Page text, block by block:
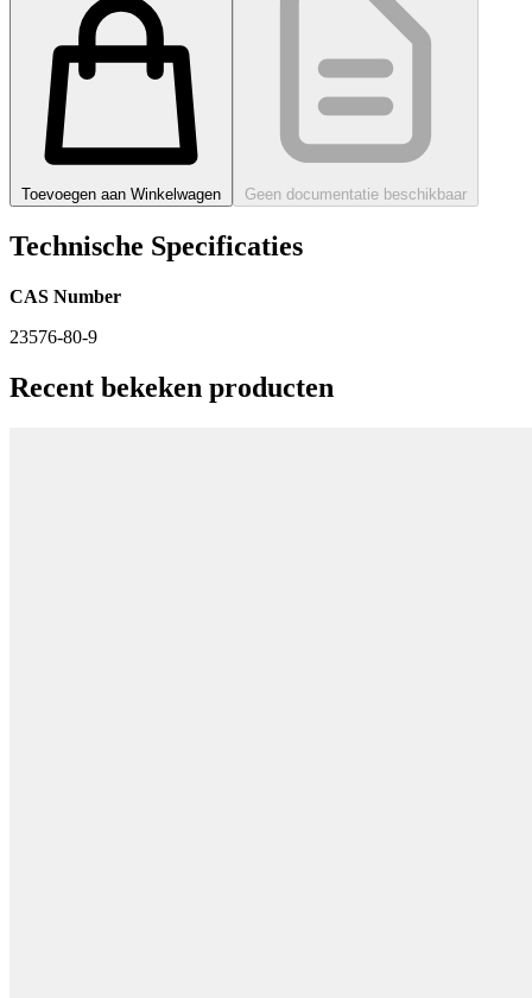
Toevoegen aan Winkelwagen Geen documentatie beschikbaar
Technische Specificaties
CAS Number
23576-80-9
Recent bekeken producten